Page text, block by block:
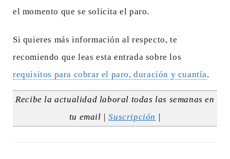
el momento que se solicita el paro.
Si quieres más información al respecto, te
recomiendo que leas esta entrada sobre los
requisitos para cobrar el paro, duración y cuantía.
Recibe la actualidad laboral todas las semanas en
tu email |Suscripción |